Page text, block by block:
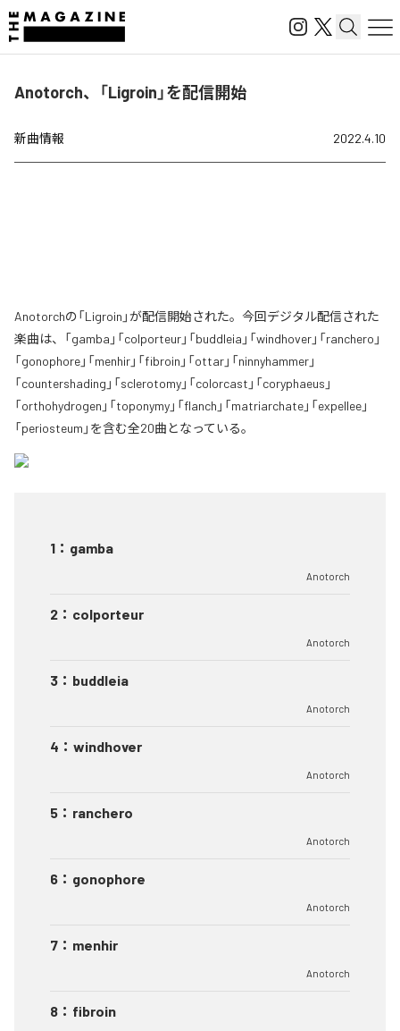
Anotorch、「Ligroin」を配信開始
新曲情報 2022.4.10
Anotorchの「Ligroin」が配信開始された。今回デジタル配信された
楽曲は、「gamba」「colporteur」「buddleia」「windhover」「ranchero」
「gonophore」「menhir」「fibroin」「ottar」「ninnyhammer」
「countershading」「sclerotomy」「colorcast」「coryphaeus」
「orthohydrogen」「toponymy」「flanch」「matriarchate」「expellee」
「periosteum」を含む全20曲となっている。
1 ： gamba
Anotorch
2 ： colporteur
Anotorch
3 ： buddleia
Anotorch
4 ： windhover
Anotorch
5 ： ranchero
Anotorch
6 ： gonophore
Anotorch
7 ： menhir
Anotorch
8 ： fibroin